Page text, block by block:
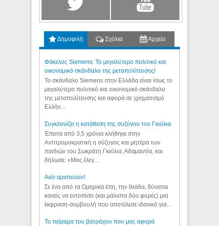
Δημοφιλή Σχόλια Αρχείο
Φάκελος Siemens: Το μεγαλύτερο πολιτικό και
οικονομικό σκάνδαλο της μεταπολίτευσης!
Το σκάνδαλο Siemens στην Ελλάδα είναι ίσως το
μεγαλύτερο πολιτικό και οικονομικό σκάνδαλο
της μεταπολίτευσης και αφορά σε χρηματισμό
Ελλήν...
Συγκλονίζει η κατάθεση της συζύγου του Γκιόλια
Έπειτα από 3,5 χρόνια κλήθηκε στην
Αντιτρομοκρατική η σύζυγος και μητέρα των
παιδιών του Σωκράτη Γκιόλια, Αδαμαντία, και
δήλωσε: «Μας έλεγ...
Aιέν αριστεύειν!
Σε ένα από τα Ομηρικά έπη, την Ιλιάδα, δύναται
κανείς να εντοπίσει (και μάλιστα δύο φορές) μια
έκφραση-συμβουλή που αποτέλεσε ιδανικό για...
Το πείραμα του βατράχου που μας αφορά